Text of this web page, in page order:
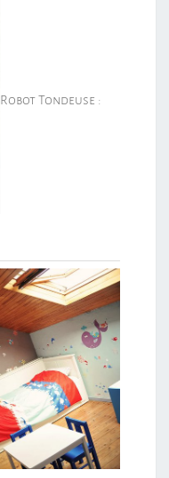
Robot Tondeuse :